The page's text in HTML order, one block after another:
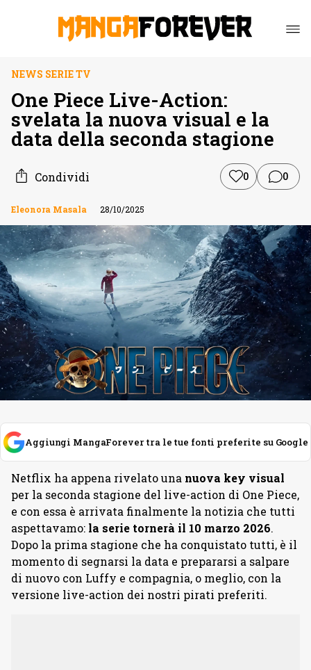
NEWS SERIE TV
One Piece Live-Action:
svelata la nuova visual e la
data della seconda stagione
Condividi 0 0
Eleonora Masala 28/10/2025
Aggiungi MangaForever tra le tue fonti preferite su Google
Netflix ha appena rivelato una nuova key visual
per la seconda stagione del live-action di One Piece,
e con essa è arrivata finalmente la notizia che tutti
aspettavamo: la serie tornerà il 10 marzo 2026.
Dopo la prima stagione che ha conquistato tutti, è il
momento di segnarsi la data e prepararsi a salpare
di nuovo con Luffy e compagnia, o meglio, con la
versione live-action dei nostri pirati preferiti.